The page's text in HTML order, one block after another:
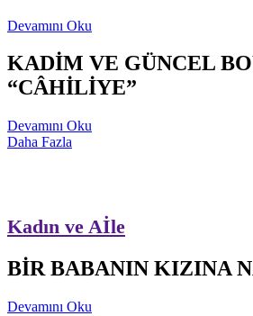
Devamını Oku
KADİM VE GÜNCEL
“CÂHİLİYE”
Devamını Oku
Daha Fazla
Kadın ve Aİle
BİR BABANIN KIZINA
Devamını Oku